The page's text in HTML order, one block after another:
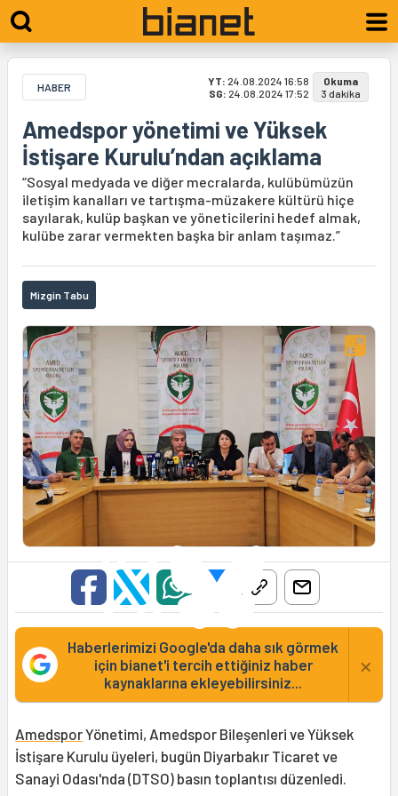
HABER YT: 24.08.2024 16:58
SG: 24.08.2024 17:52
Okuma
3 dakika
Amedspor yönetimi ve Yüksek
İstişare Kurulu’ndan açıklama
“Sosyal medyada ve diğer mecralarda, kulübümüzün
iletişim kanalları ve tartışma-müzakere kültürü hiçe
sayılarak, kulüp başkan ve yöneticilerini hedef almak,
kulübe zarar vermekten başka bir anlam taşımaz.”
Mizgin Tabu
Haberlerimizi Google'da daha sık görmek
için bianet'i tercih ettiğiniz haber
kaynaklarına ekleyebilirsiniz...
×
AmedsporYönetimi, Amedspor Bileşenleri ve Yüksek
İstişare Kurulu üyeleri, bugün Diyarbakır Ticaret ve
Sanayi Odası'nda (DTSO) basın toplantısı düzenledi.